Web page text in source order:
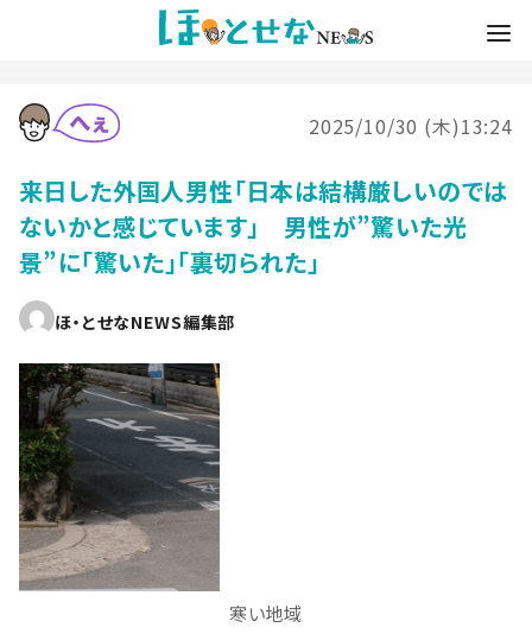
2025/10/30 (木)13:24
来日した外国人男性「日本は結構厳しいのでは
ないかと感じています」 男性が”驚いた光
景”に「驚いた」「裏切られた」
ほ・とせなNEWS編集部
寒い地域